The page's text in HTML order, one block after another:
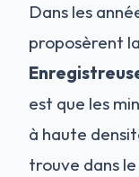
Dans les
proposèrent la
est que les
à haute
trouve dans